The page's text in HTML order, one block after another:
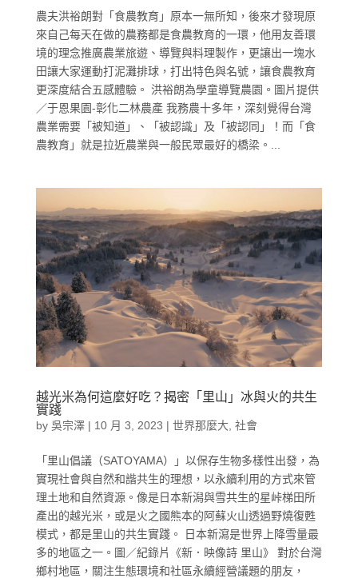
農夫洪裕朗對「食農教育」原本一無所知，後來才發現原
來自己每天在做的農務都是食農教育的一環，他用友善環
境的理念推廣農業旅遊、導覽與料理製作，更讓出一塊水
田讓大家運動打泥灘排球，打出特色與名號，讓食農教育
更深度結合五感體驗。 洪裕朗為學童導覽農園。圖片提供
／于恩果園-彰化二林農產 我務農十多年，深刻覺得台灣
農業需要「被知道」、「被認識」及「被認同」！而「食
農教育」就是拉近農業與一般民眾最好的橋梁。...
越光米為何這麼好吃？揭密「里山」冰與火的共生
實踐
by 吳宗澤| 10 月 3, 2023 | 世界那麼大, 社會
「里山倡議（SATOYAMA）」以保存生物多樣性出發，為
實現社會與自然和諧共生的理想，以永續利用的方式來管
理土地和自然資源。像是日本新潟與雪共生的星峠梯田所
產出的越光米，或是火之國熊本的阿蘇火山透過野燒復甦
模式，都是里山的共生實踐。 日本新瀉是世界上降雪量最
多的地區之一。圖／紀錄片《新．映像詩 里山》 對於台灣
鄉村地區，關注生態環境和社區永續經營議題的朋友，